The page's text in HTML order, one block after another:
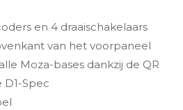
en 4 draaischakelaars
van het voorpaneel
Moza-bases dankzij de QR
D1-Spec